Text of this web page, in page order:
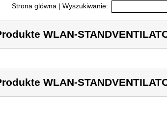
Strona glówna | Wyszukiwanie:
WLAN-
WLAN-